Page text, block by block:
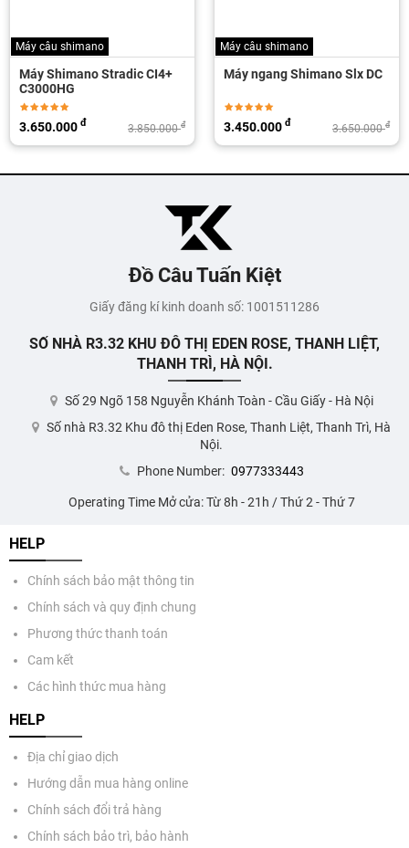
Máy câu shimano
Máy ngang Shimano Slx DC
3.650.000đ
3.450.000đ
Máy ngang
Máy ngang Shimano
Japan
15.000.000đ
14.500.000
Đồ Câu Tuấn Kiệt
Giấy đăng kí kinh doanh số: 1001511286
SỐ NHÀ R3.32 KHU ĐÔ THỊ EDEN ROSE, THANH LIỆT,
THANH TRÌ, HÀ NỘI.
Số 29 Ngõ 158 Nguyễn Khánh Toàn - Cầu Giấy - Hà Nội
Số nhà R3.32 Khu đô thị Eden Rose, Thanh Liệt, Thanh Trì, Hà
Nội.
Phone Number: 0977333443
Operating Time Mở cửa: Từ 8h - 21h / Thứ 2 - Thứ 7
HELP
Chính sách bảo mật thông tin
Chính sách và quy định chung
Phương thức thanh toán
Cam kết
Các hình thức mua hàng
HELP
Địa chỉ giao dịch
Hướng dẫn mua hàng online
Chính sách đổi trả hàng
Chính sách bảo trì, bảo hành